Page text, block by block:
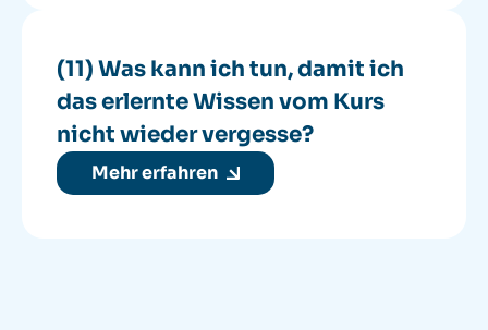
(11) Was kann ich tun, damit ich
das erlernte Wissen vom Kurs
nicht wieder vergesse?
Mehr erfahren